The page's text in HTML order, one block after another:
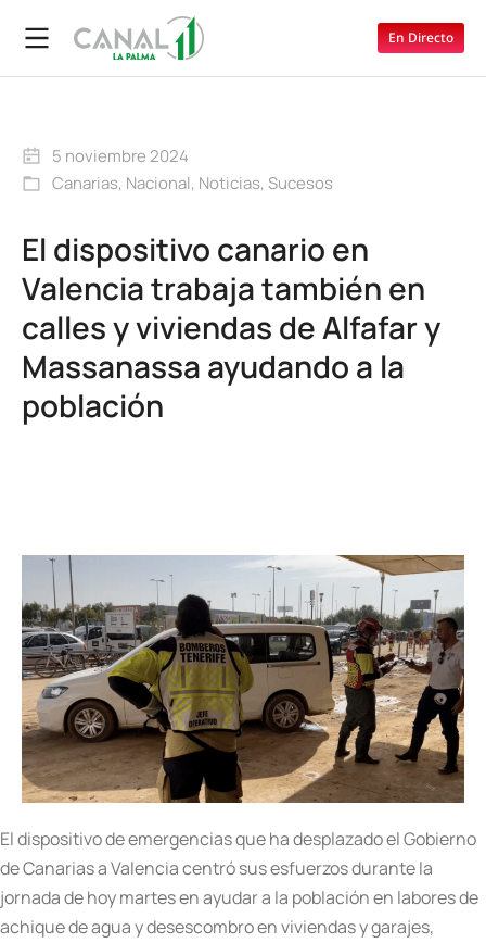
En Directo
5 noviembre 2024
Canarias, Nacional, Noticias, Sucesos
El dispositivo canario en
Valencia trabaja también en
calles y viviendas de Alfafar y
Massanassa ayudando a la
población
El dispositivo de emergencias que ha desplazado el Gobierno
de Canarias a Valencia centró sus esfuerzos durante la
jornada de hoy martes en ayudar a la población en labores de
achique de agua y desescombro en viviendas y garajes,